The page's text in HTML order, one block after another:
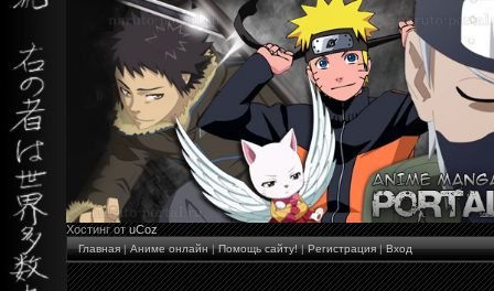
Хостинг отuCoz
Главная|Аниме онлайн|Помощь сайту!|Регистрация|Вход